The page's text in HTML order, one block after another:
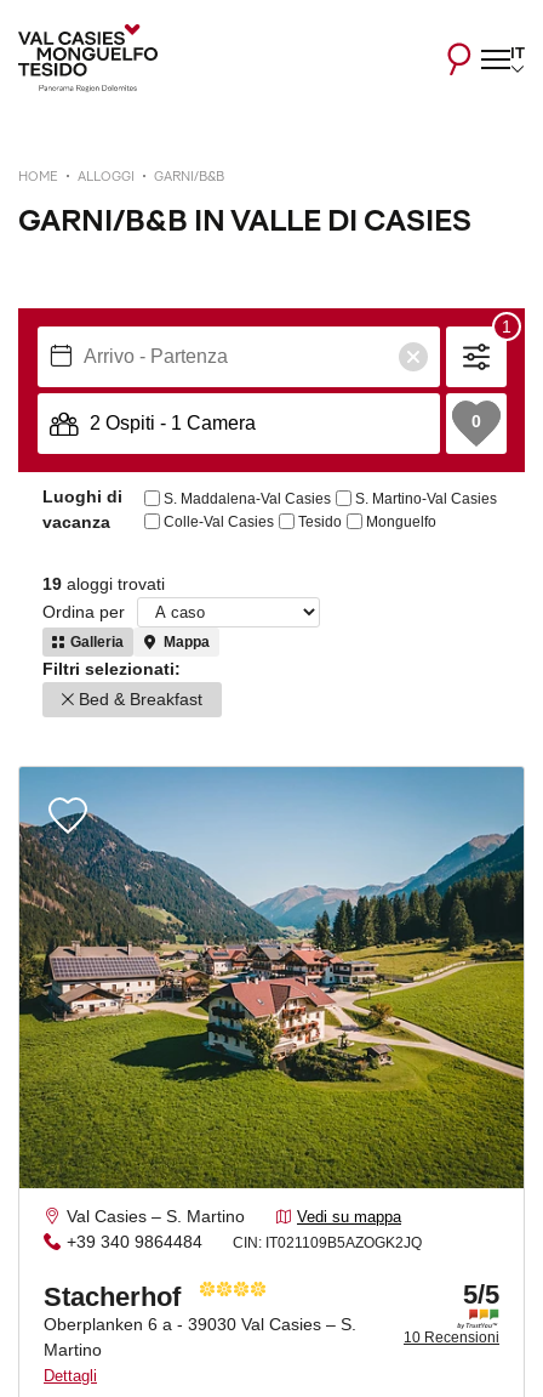
IT
HOME ALLOGGI GARNI/B&B
GARNI/B&B IN VALLE DI CASIES